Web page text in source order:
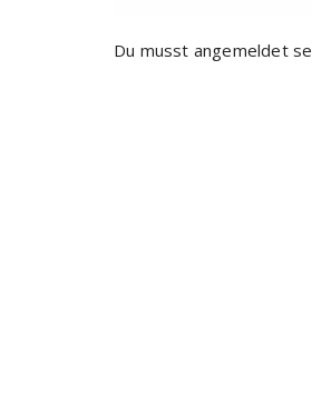
Du musst angemeldet